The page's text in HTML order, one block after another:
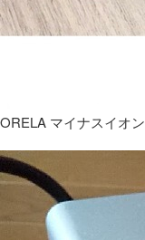
ORELA マイナスイオ